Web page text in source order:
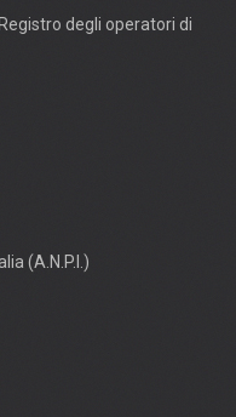
degli operatori di
(A.N.P.I.)